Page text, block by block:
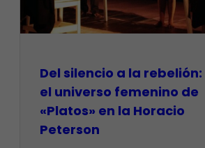
Del silencio a la rebelión:
el universo femenino de
«Platos» en la Horacio
Peterson